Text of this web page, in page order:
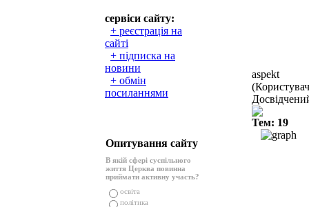
сервіси сайту:
+ реєстрація на
сайті
+ підписка на
новини
+ обмін
посиланнями
Опитування сайту
В якій сфері суспільного
життя Церква повинна
приймати активну участь?
освіта
політика
aspekt
Тем: 19